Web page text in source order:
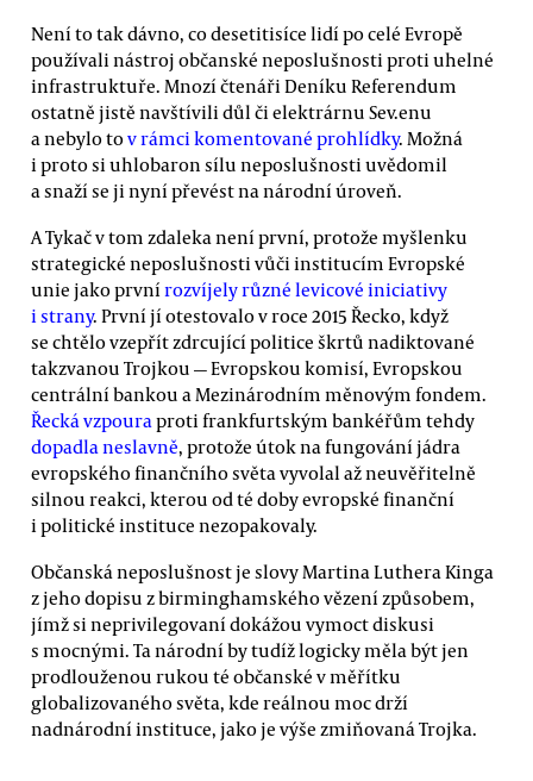
Není to tak dávno, co desetitisíce lidí po celé Evropě
používali nástroj občanské neposlušnosti proti uhelné
infrastruktuře. Mnozí čtenáři Deníku Referendum
ostatně jistě navštívili důl či elektrárnu Sev.enu
a nebylo tov rámci komentované prohlídky. Možná
i proto si uhlobaron sílu neposlušnosti uvědomil
a snaží se ji nyní převést na národní úroveň.
A Tykač v tom zdaleka není první, protože myšlenku
strategické neposlušnosti vůči institucím Evropské
unie jako prvnírozvíjely různé levicové iniciativy
i strany. První jí otestovalo v roce 2015 Řecko, když
se chtělo vzepřít zdrcující politice škrtů nadiktované
takzvanou Trojkou — Evropskou komisí, Evropskou
centrální bankou a Mezinárodním měnovým fondem.
Řecká vzpouraproti frankfurtským bankéřům tehdy
dopadla neslavně, protože útok na fungování jádra
evropského finančního světa vyvolal až neuvěřitelně
silnou reakci, kterou od té doby evropské finanční
i politické instituce nezopakovaly.
Občanská neposlušnost je slovy Martina Luthera Kinga
z jeho dopisu z birminghamského vězení způsobem,
jímž si neprivilegovaní dokážou vymoct diskusi
s mocnými. Ta národní by tudíž logicky měla být jen
prodlouženou rukou té občanské v měřítku
globalizovaného světa, kde reálnou moc drží
nadnárodní instituce, jako je výše zmiňovaná Trojka.